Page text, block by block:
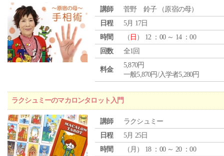
講師
菅野 鈴子 （原宿の母）
日程
5月 17日
時間
（ 日 ） 12 ：00 ～ 14 ：00
回数
全1回
料金
5,870円
一般5,870円/入学者5,280円
ラクシュミーのマカロンタロット入門
講師
ラクシュミー
日程
5月 25日
時間
（ 月 ） 18 ：00 ～ 20 ：00